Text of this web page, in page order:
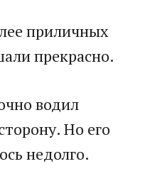
приличных
прекрасно.
водил
Но его
недолго.